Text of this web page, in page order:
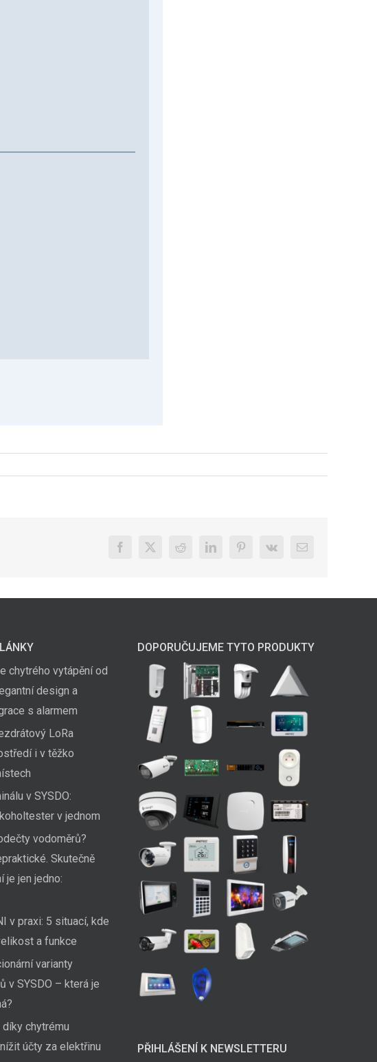
Facebook
X Reddit LinkedInPinterest
Vk
E-
chytrého vytápění od
design a
s alarmem
LoRa
i v těžko
v SYSDO:
v jednom
vodoměrů?
Skutečně
je jen jedno:
v praxi: 5 situací, kde
a funkce
varianty
v SYSDO – která je
chytrému
účty za elektřinu
DOPORUČUJEME TYTO PRODUKTY
PŘIHLÁŠENÍ K NEWSLETTERU